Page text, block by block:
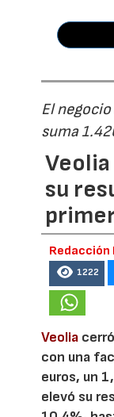
El
suma
su
1222
Veolia
con una
euros, un
elevó su